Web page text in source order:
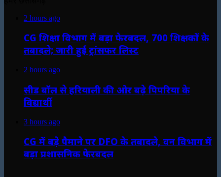
2 hours ago
CG शिक्षा विभाग में बड़ा फेरबदल, 700 शिक्षकों के
तबादले; जारी हुई ट्रांसफर लिस्ट
2 hours ago
सीड बॉल से हरियाली की ओर बढ़े पिपरिया के
विद्यार्थी
3 hours ago
CG में बड़े पैमाने पर DFO के तबादले, वन विभाग में
बड़ा प्रशासनिक फेरबदल